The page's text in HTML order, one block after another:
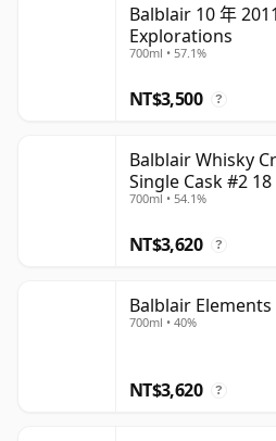
Balblair 10 年
Explorations
700ml • 57.1%
NT$3,500 ?
Balblair Whisky
Single Cask #2 18
700ml • 54.1%
NT$3,620 ?
Balblair Elements
700ml • 40%
NT$3,620 ?